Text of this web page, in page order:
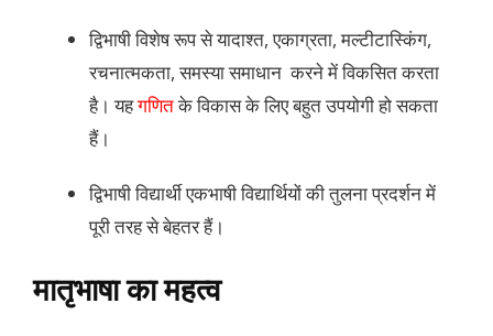
द्विभाषी विशेष रूप से यादाश्त, एकाग्रता, मल्टीटास्किंग,
रचनात्मकता, समस्या समाधान करने में विकसित करता
है। यहगणितके विकास के लिए बहुत उपयोगी हो सकता
हैं।
द्विभाषी विद्यार्थी एकभाषी विद्यार्थियों की तुलना प्रदर्शन में
पूरी तरह से बेहतर हैं।
मातृभाषा का महत्व